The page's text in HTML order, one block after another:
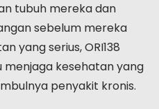
tubuh mereka dan
sebelum mereka
yang serius, ORI138
kesehatan yang
penyakit kronis.